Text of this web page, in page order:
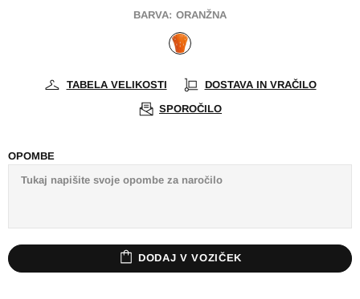
BARVA: ORANŽNA
TABELA VELIKOSTI
DOSTAVA IN VRAČILO
SPOROČILO
OPOMBE
DODAJ V VOZIČEK